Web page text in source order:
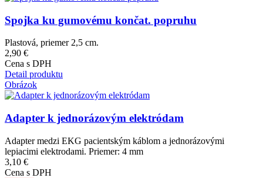
Spojka ku gumovému končat. popruhu
Plastová, priemer 2,5 cm.
2,90 €
Cena s DPH
Detail produktu
Obrázok
Adapter k jednorázovým elektródam
Adapter medzi EKG pacientským káblom a jednorázovými
lepiacimi elektrodami. Priemer: 4 mm
3,10 €
Cena s DPH